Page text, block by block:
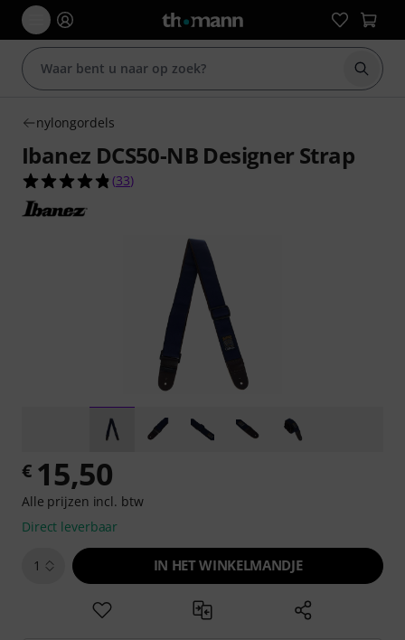
Zoek
nylongordels
Ibanez DCS50-NB Designer Strap
4.8 van de 5 sterren van 33 klantbeoordelingen
(33)
€ 15,50
Alle prijzen incl. btw
Direct leverbaar
1 IN HET WINKELMANDJE